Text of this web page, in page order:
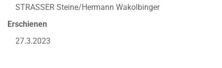
STRASSER Steine/Hermann Wakolbinger
Erschienen
27.3.2023